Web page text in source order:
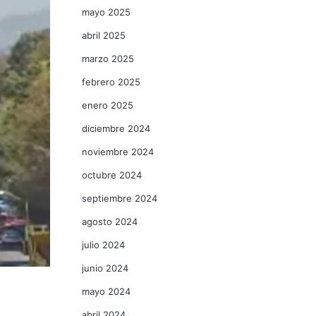
mayo 2025
abril 2025
marzo 2025
febrero 2025
enero 2025
diciembre 2024
noviembre 2024
octubre 2024
septiembre 2024
agosto 2024
julio 2024
junio 2024
mayo 2024